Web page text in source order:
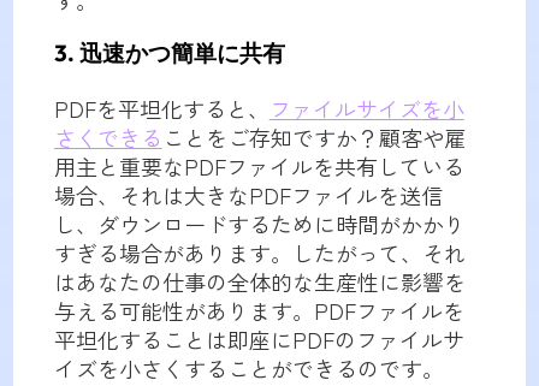
3. 迅速かつ簡単に共有
PDFを平坦化すると、
ファイルサイズを小
さくできる ことをご存知ですか？顧客や雇
用主と重要なPDFファイルを共有している
場合、それは大きなPDFファイルを送信
し、ダウンロードするために時間がかかり
すぎる場合があります。したがって、それ
はあなたの仕事の全体的な生産性に影響を
与える可能性があります。PDFファイルを
平坦化することは即座にPDFのファイルサ
イズを小さくすることができるのです。